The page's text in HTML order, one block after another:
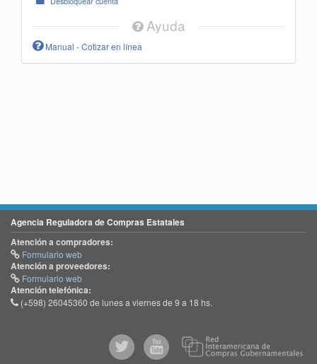
Ayuda
Manual - Cotizar en línea
Agencia Reguladora de Compras Estatales
Atención a compradores:
Formulario web
Atención a proveedores:
Formulario web
Atención telefónica:
(+598) 26045360 de lunes a viernes de 9 a 18 hs.
@comprasgubuy
ACCE